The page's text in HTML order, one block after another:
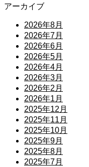
アーカイブ
2026年8月
2026年7月
2026年6月
2026年5月
2026年4月
2026年3月
2026年2月
2026年1月
2025年12月
2025年11月
2025年10月
2025年9月
2025年8月
2025年7月